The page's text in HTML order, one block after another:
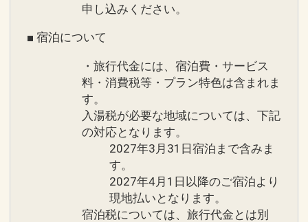
申し込みください。
■ 宿泊について
・旅行代金には、宿泊費・サービス
料・消費税等・プラン特色は含まれま
す。
入湯税が必要な地域については、下記
の対応となります。
2027年3月31日宿泊まで含みま
す。
2027年4月1日以降のご宿泊より
現地払いとなります。
宿泊税については、旅行代金とは別